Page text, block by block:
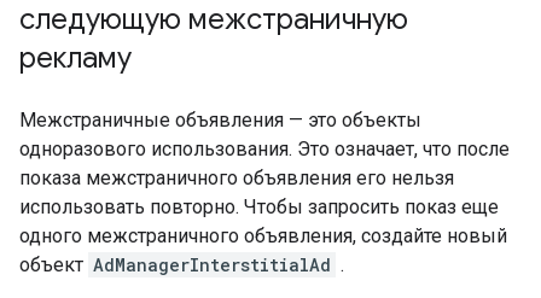
следующую межстраничную
рекламу
Межстраничные объявления — это объекты
одноразового использования. Это означает, что после
показа межстраничного объявления его нельзя
использовать повторно. Чтобы запросить показ еще
одного межстраничного объявления, создайте новый
объект AdManagerInterstitialAd .